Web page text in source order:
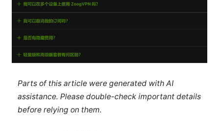
Parts of this article were generated with AI
assistance. Please double-check important details
before relying on them.